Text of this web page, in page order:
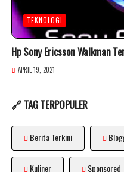
TEKNOLOGI
Hp Sony Ericsson Walkman
APRIL 19, 2021
🔗 TAG TERPOPULER
Berita Terkini
Kuliner Sponsored